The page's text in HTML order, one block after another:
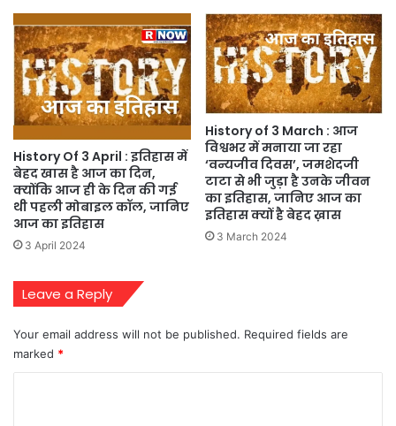
History Of 3 April : इतिहास में
बेहद खास है आज का दिन,
क्योंकि आज ही के दिन की गई
थी पहली मोबाइल कॉल, जानिए
आज का इतिहास
3 April 2024
History of 3 March : आज
विश्वभर में मनाया जा रहा
‘वन्यजीव दिवस’, जमशेदजी
टाटा से भी जुड़ा है उनके जीवन
का इतिहास, जानिए आज का
इतिहास क्यों है बेहद ख़ास
3 March 2024
Leave a Reply
Your email address will not be published. Required fields are
marked *